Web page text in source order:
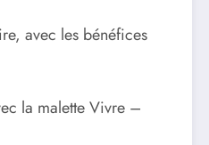
avec les bénéfices
la malette Vivre –